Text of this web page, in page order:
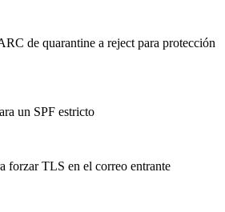
de quarantine a reject para protección
un SPF estricto
forzar TLS en el correo entrante